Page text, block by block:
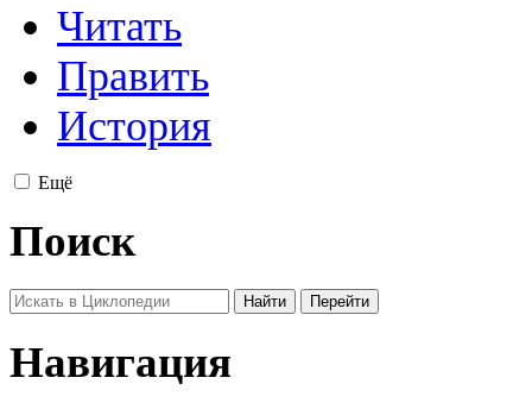
Читать
Править
История
Ещё
Поиск
Навигация